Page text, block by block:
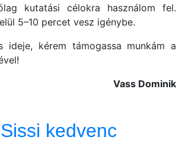
kutatási célokra használom fel.
5–10 percet vesz igénybe.
ideje, kérem támogassa munkám a
Vass Dominik
kedvenc